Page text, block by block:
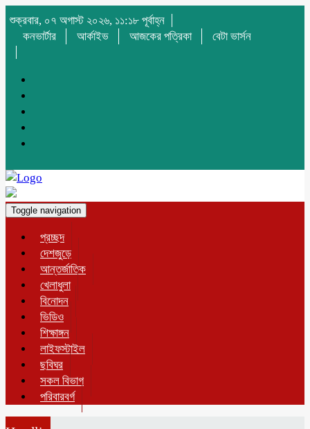
শুক্রবার, ০৭ অগাস্ট ২০২৬, ১১:১৮ পূর্বাহ্ন
কনভার্টার
আর্কাইভ আজকের পত্রিকা বেটা ভার্সন
Toggle navigation
প্রচ্ছদ
দেশজুড়ে
আন্তর্জাতিক
খেলাধুলা
বিনোদন
ভিডিও
শিক্ষাঙ্গন
লাইফস্টাইল
ছবিঘর
সকল বিভাগ
পরিবারবর্গ